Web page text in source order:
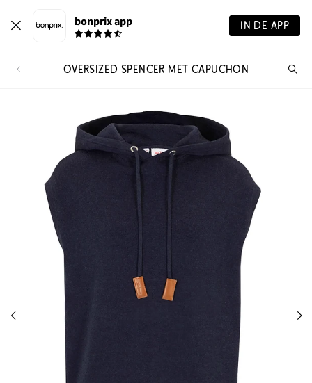
bonprix app IN DE APP
OVERSIZED SPENCER MET CAPUCHON